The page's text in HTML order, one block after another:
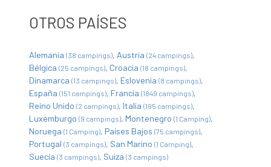
OTROS PAÍSES
Alemania (38 campings) Austria (24 campings)
Bélgica (25 campings) Croacia (18 campings)
Dinamarca (13 campings) Eslovenia (8 campings)
España (151 campings) Francia (1849 campings)
Reino Unido (2 campings) Italia (195 campings)
Luxemburgo (9 campings) Montenegro (1 Camping)
Noruega (1 Camping) Países Bajos (75 campings)
Portugal (3 campings) San Marino (1 Camping)
Suecia (3 campings) Suiza (3 campings)